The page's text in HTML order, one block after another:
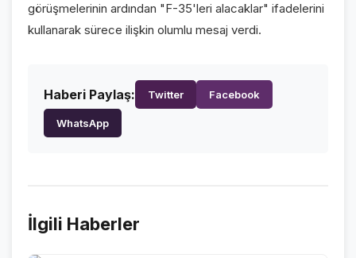
İLETİŞİM
görüşmelerinin ardından "F-35'leri alacaklar" ifadelerini
kullanarak sürece ilişkin olumlu mesaj verdi.
Haberi Paylaş: Twitter Facebook
WhatsApp
İlgili Haberler